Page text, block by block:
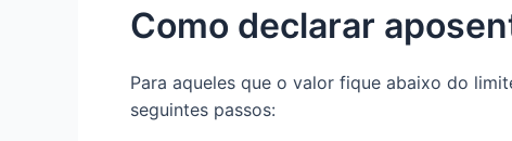
Como declarar
Para aqueles que o valor fique abaixo do
seguintes passos: